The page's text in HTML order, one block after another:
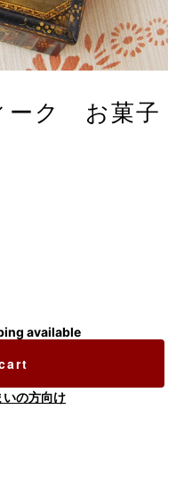
ーク お菓子
available
いの方向け